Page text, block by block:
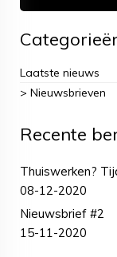
Laatste nieuws
> Nieuwsbrieven
Recente
Thuiswerken?
08-12-2020
Nieuwsbrief #2
15-11-2020